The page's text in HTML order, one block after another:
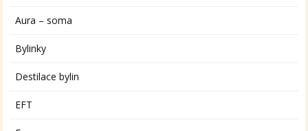
Aura – soma
Bylinky
Destilace bylin
EFT